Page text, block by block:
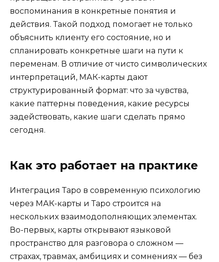
воспоминания в конкретные понятия и
действия. Такой подход помогает не только
объяснить клиенту его состояние, но и
спланировать конкретные шаги на пути к
переменам. В отличие от чисто символических
интерпретаций, МАК-карты дают
структурированный формат: что за чувства,
какие паттерны поведения, какие ресурсы
задействовать, какие шаги сделать прямо
сегодня.
Как это работает на практике
Интеграция Таро в современную психологию
через МАК-карты и Таро строится на
нескольких взаимодополняющих элементах.
Во-первых, карты открывают языковой
пространство для разговора о сложном —
страхах, травмах, амбициях и сомнениях — без